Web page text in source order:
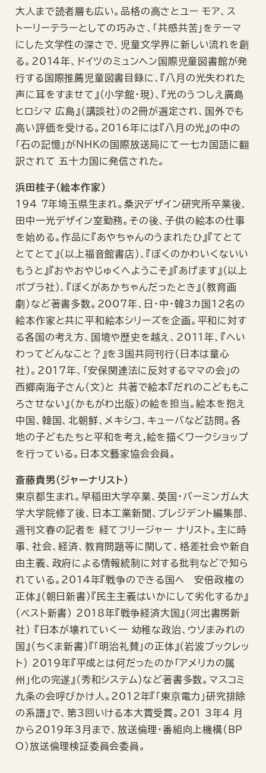
大人まで読者層も広い。品格の高さとユー モア、ス
トーリーテラーとしての巧みさ、「共感共苦」をテーマ
にした文学性の深さで、児童文学界に新しい流れを創
る。2014年、ドイツのミュンヘン国際児童図書館が発
行する国際推薦児童図書目録に、『八月の光失われた
声に耳をすませて』（小学館・現）、『光のうつしえ廣島
ヒロシマ 広島』（講談社）の2冊が選定され、国外でも
高い評価を受ける。2016年には『八月の光』の中の
「石の記憶」がNHKの国際放送局にて一七カ国語に翻
訳されて 五十力国に発信された。
浜田桂子（絵本作家）
194 7年埼玉県生まれ。桑沢デザイン研究所卒業後、
田中一光デザイン室勤務。その後、子供の絵本の仕事
を始める。作品に『あやちゃんのうまれたひ』『てとて
とてとて』（以上福音館書店）、『ぼくのかわいくないい
もうと』『おやおやじゅくへようこそ』『あげます』（以上
ポプラ社）、『ぼくがあかちゃんだったとき』（教育画
劇）など著書多数。2007年、日・中・韓3カ国12名の
絵本作家と共に平和絵本シリーズを企画。平和に対す
る各国の考え方、国境や歴史を越え、2011年、『へい
わってどんなこと？』を3国共同刊行（日本は童心
社）。2017年、「安保関連法に反対するママの会」の
西郷南海子さん（文）と 共著で絵本『だれのこどももこ
ろさせない』（かもがわ出版）の絵を担当。絵本を抱え
中国、韓国、北朝鮮、メキシコ、キューバなど訪問。各
地の子どもたちと平和を考え,絵を描くワークショップ
を行っている。日本文藝家協会会員。
斎藤貴男（ジャーナリスト）
東京都生まれ。早稲田大学卒業、英国・バーミンガム大
学大学院修了後、日本工業新聞、プレジデント編集部、
週刊文春の記者を 経てフリージャー ナリスト。主に時
事、社会、経済、教育問題等に関して、格差社会や新自
由主義、政府による情報統制に対する批判などで知ら
れている。2014年『戦争のできる国ヘ―安倍政権の
正体』（朝日新書）『民主主義はいかにして劣化するか』
（ベスト新書） 2018年『戦争経済大国』（河出書房新
社） 『日本が壊れていく一 幼稚な政治、ウソまみれの
国』（ちくま新書）『「明治礼賛」の正体』（岩波ブックレッ
ト） 2019年『平成とは何だったのか「アメリカの属
州」化の完遂』（秀和システム）など著書多数。マスコミ
九条の会呼びかけ人。2012年『「東京電力」研究排除
の系譜』で、第3回いける本大賞受賞。201 3年4 月
から2019年3月まで、放送倫理・番組向上機構(BP
O)放送倫理検証委員会委員。